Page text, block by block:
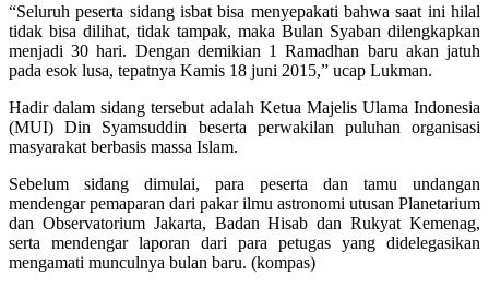
“Seluruh peserta sidang isbat bisa menyepakati bahwa saat ini hilal
tidak bisa dilihat, tidak tampak, maka Bulan Syaban dilengkapkan
menjadi 30 hari. Dengan demikian 1 Ramadhan baru akan jatuh
pada esok lusa, tepatnya Kamis 18 juni 2015,” ucap Lukman.
Hadir dalam sidang tersebut adalah Ketua Majelis Ulama Indonesia
(MUI) Din Syamsuddin beserta perwakilan puluhan organisasi
masyarakat berbasis massa Islam.
Sebelum sidang dimulai, para peserta dan tamu undangan
mendengar pemaparan dari pakar ilmu astronomi utusan Planetarium
dan Observatorium Jakarta, Badan Hisab dan Rukyat Kemenag,
serta mendengar laporan dari para petugas yang didelegasikan
mengamati munculnya bulan baru. (kompas)